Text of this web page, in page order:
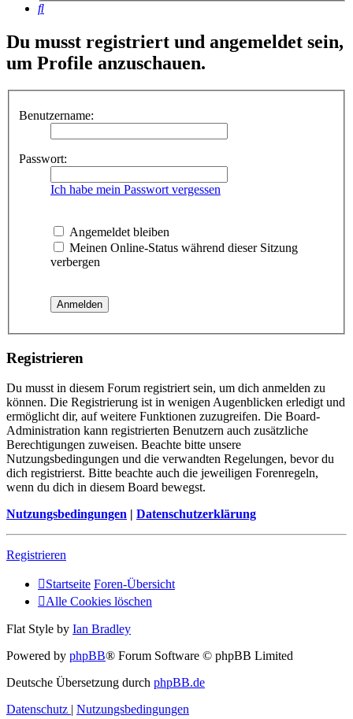
Suche
Du musst registriert und angemeldet sein,
um Profile anzuschauen.
Benutzername:
Passwort:
Ich habe mein Passwort vergessen
Angemeldet bleiben
Meinen Online-Status während dieser Sitzung
verbergen
Registrieren
Du musst in diesem Forum registriert sein, um dich anmelden zu
können. Die Registrierung ist in wenigen Augenblicken erledigt und
ermöglicht dir, auf weitere Funktionen zuzugreifen. Die Board-
Administration kann registrierten Benutzern auch zusätzliche
Berechtigungen zuweisen. Beachte bitte unsere
Nutzungsbedingungen und die verwandten Regelungen, bevor du
dich registrierst. Bitte beachte auch die jeweiligen Forenregeln,
wenn du dich in diesem Board bewegst.
Nutzungsbedingungen | Datenschutzerklärung
Registrieren
Startseite Foren-Übersicht
Alle Cookies löschen
Flat Style by Ian Bradley
Powered by phpBB® Forum Software © phpBB Limited
Deutsche Übersetzung durch phpBB.de
Datenschutz | Nutzungsbedingungen